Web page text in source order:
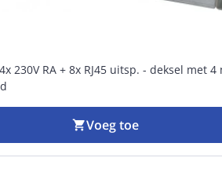
230V RA + 8x RJ45 uitsp. - deksel met
shopping_cartVoeg toe